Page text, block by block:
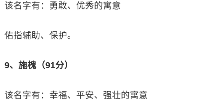
该名字有：勇敢、优秀的寓意
佑指辅助、保护。
9、施槐（91分）
该名字有：幸福、平安、强壮的寓意